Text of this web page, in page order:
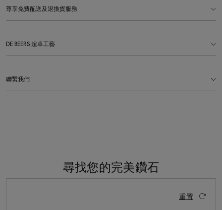
尊享免費配送及退換貨服務
DE BEERS 超卓工藝
聯繫我們
尋找您的完美鑽石
重置